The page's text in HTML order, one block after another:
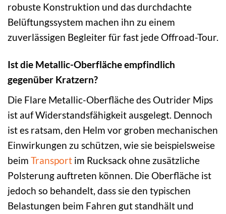
robuste Konstruktion und das durchdachte
Belüftungssystem machen ihn zu einem
zuverlässigen Begleiter für fast jede Offroad-Tour.
Ist die Metallic-Oberfläche empfindlich
gegenüber Kratzern?
Die Flare Metallic-Oberfläche des Outrider Mips
ist auf Widerstandsfähigkeit ausgelegt. Dennoch
ist es ratsam, den Helm vor groben mechanischen
Einwirkungen zu schützen, wie sie beispielsweise
beim Transport im Rucksack ohne zusätzliche
Polsterung auftreten können. Die Oberfläche ist
jedoch so behandelt, dass sie den typischen
Belastungen beim Fahren gut standhält und